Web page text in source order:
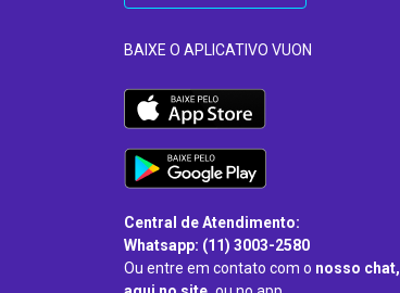
BAIXE O APLICATIVO VUON
Central de Atendimento:
Whatsapp: (11) 3003-2580
Ou entre em contato com o nosso chat,